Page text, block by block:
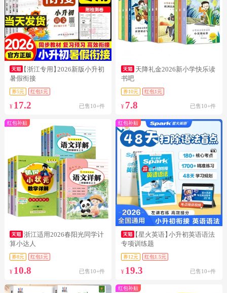
【浙江专用】2026新版小升初
暑假衔接
券5元 红包1元
¥ 17.2 已售10+件
天降礼金2026新小学快乐读
书吧
券10元 红包1元
¥ 7.8 已售10+件
红包补贴
浙江适用2026春阳光同学计
算小达人
券8元 红包1元
¥ 10.8 已售10+件
红包补贴
【星火英语】小升初英语语法
专项训练题
券12元 红包1.5元
¥ 19.3 已售10+件
红包补贴